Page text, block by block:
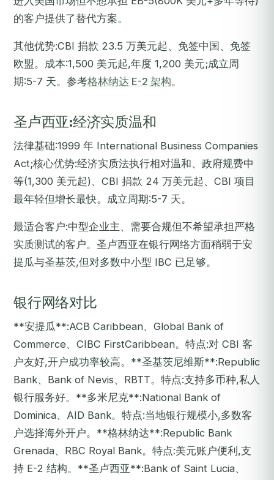
的客户提供了替代方案。
其他优势:CBI 捐款 23.5 万美元起、免签中国、免签
欧盟。成本:1,500 美元起,年度 1,200 美元;成立周
期:5-7 天。参考格林纳达 E-2 架构。
圣卢西亚:经济实质温和
法律基础:1999 年 International Business Companies
Act;核心优势:经济实质法执行相对温和、政府规费中
等(1,300 美元起)、CBI 捐款 24 万美元起、CBI 项目
最年轻但增长最快。成立周期:5-7 天。
最适合客户:中型企业主、需要合规但不希望承担严格
实质测试的客户。圣卢西亚在银行网络方面稍弱于安
提瓜与圣基茨,但对多数中小型 IBC 已足够。
银行网络对比
**安提瓜**:ACB Caribbean、Global Bank of
Commerce、CIBC FirstCaribbean。特点:对 CBI 客
户友好,开户成功率较高。**圣基茨尼维斯**:Republic
Bank、Bank of Nevis、RBTT。特点:支持多币种,私人
银行服务好。**多米尼克**:National Bank of
Dominica、AID Bank。特点:当地银行规模小,多数客
户选择海外开户。**格林纳达**:Republic Bank
Grenada、RBC Royal Bank。特点:美元账户便利,支
持 E-2 结构。**圣卢西亚**:Bank of Saint Lucia、